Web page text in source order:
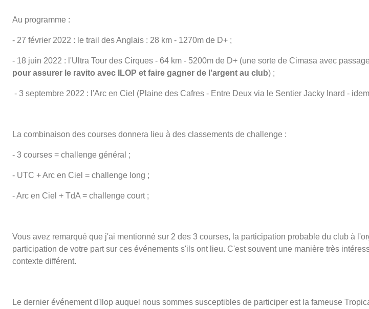
Au programme :
- 27 février 2022 : le trail des Anglais : 28 km - 1270m de D+ ;
- 18 juin 2022 : l'Ultra Tour des Cirques - 64 km - 5200m de D+ (une sorte de Cimasa avec
pour assurer le ravito avec ILOP et faire gagner de l'argent au club) ;
- 3 septembre 2022 : l'Arc en Ciel (Plaine des Cafres - Entre Deux via le Sentier Jacky Inard -
La combinaison des courses donnera lieu à des classements de challenge :
- 3 courses = challenge général ;
- UTC + Arc en Ciel = challenge long ;
- Arc en Ciel + TdA = challenge court ;
Vous avez remarqué que j'ai mentionné sur 2 des 3 courses, la participation probable du club à
participation de votre part sur ces événements s'ils ont lieu. C'est souvent une manière très
contexte différent.
Le dernier événement d'Ilop auquel nous sommes susceptibles de participer est la fameuse